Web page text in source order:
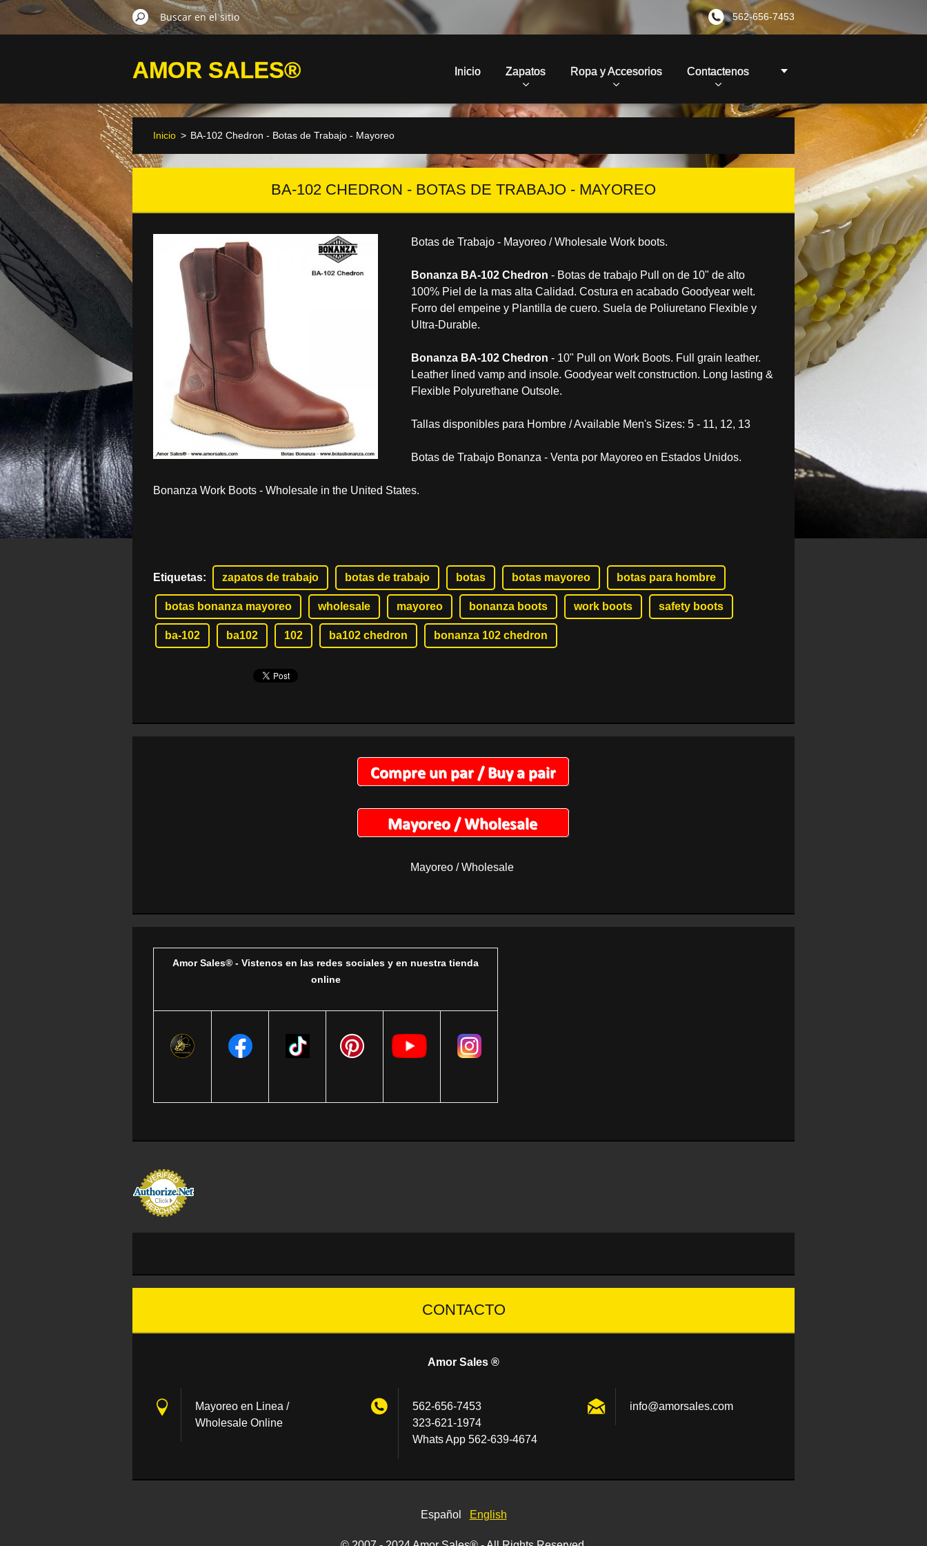
562-656-7453
AMOR SALES® Inicio Zapatos Ropa y Accesorios Contactenos
Inicio > BA-102 Chedron - Botas de Trabajo - Mayoreo
BA-102 CHEDRON - BOTAS DE TRABAJO - MAYOREO
Botas de Trabajo - Mayoreo / Wholesale Work boots.
Bonanza BA-102 Chedron - Botas de trabajo Pull on de 10" de alto
100% Piel de la mas alta Calidad. Costura en acabado Goodyear welt.
Forro del empeine y Plantilla de cuero. Suela de Poliuretano Flexible y
Ultra-Durable.
Bonanza BA-102 Chedron - 10" Pull on Work Boots. Full grain leather.
Leather lined vamp and insole. Goodyear welt construction. Long lasting &
Flexible Polyurethane Outsole.
Tallas disponibles para Hombre / Available Men's Sizes: 5 - 11, 12, 13
Botas de Trabajo Bonanza - Venta por Mayoreo en Estados Unidos.
Bonanza Work Boots - Wholesale in the United States.
Etiquetas: zapatos de trabajo botas de trabajo botas botas mayoreo botas para hombre
botas bonanza mayoreo wholesale mayoreo bonanza boots work boots safety boots
ba-102 ba102 102 ba102 chedron bonanza 102 chedron
Mayoreo / Wholesale
Amor Sales® - Vistenos en las redes sociales y en nuestra tienda
online
CONTACTO
Amor Sales ®
Mayoreo en Linea /
Wholesale Online
562-656-7453
323-621-1974
Whats App 562-639-4674
info@amorsales.com
Español English